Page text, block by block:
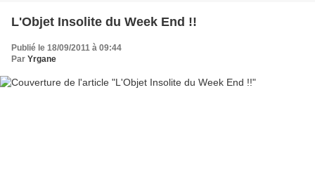
L'Objet Insolite du Week End !!
Publié le 18/09/2011 à 09:44
Par Yrgane